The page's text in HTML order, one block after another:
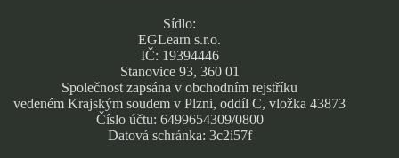
Sídlo:
EGLearn s.r.o.
IČ: 19394446
Stanovice 93, 360 01
Společnost zapsána v obchodním rejstříku
vedeném Krajským soudem v Plzni, oddíl C, vložka 43873
Číslo účtu: 6499654309/0800
Datová schránka: 3c2i57f